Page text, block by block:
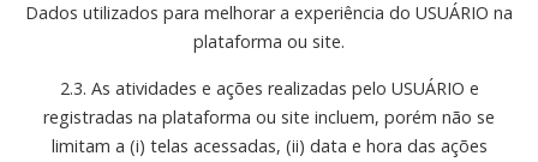
Dados utilizados para melhorar a experiência do USUÁRIO na
plataforma ou site.
2.3. As atividades e ações realizadas pelo USUÁRIO e
registradas na plataforma ou site incluem, porém não se
limitam a (i) telas acessadas, (ii) data e hora das ações